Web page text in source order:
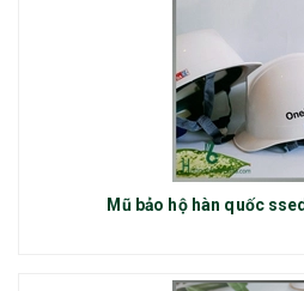
Mũ bảo hộ hàn quốc